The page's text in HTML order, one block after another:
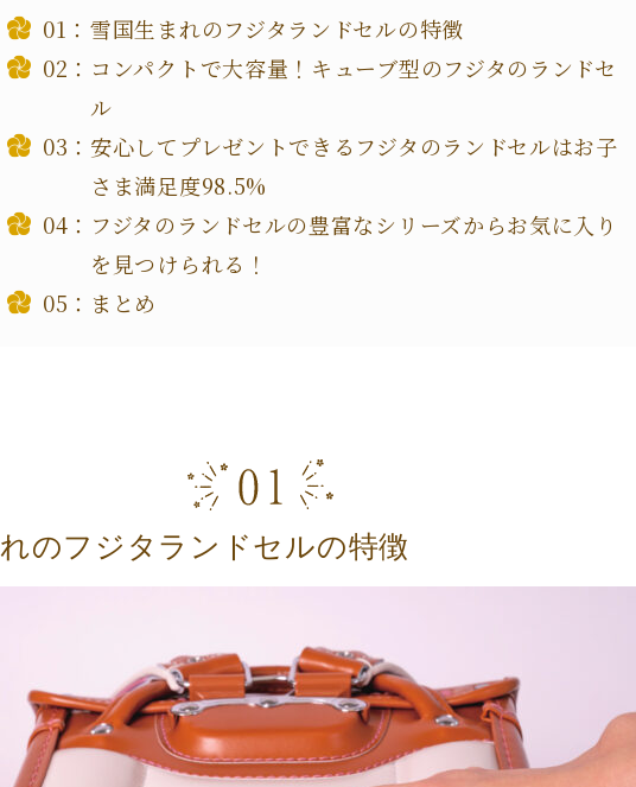
雪国生まれのフジタランドセルの特徴
コンパクトで大容量！キューブ型のフジタのランドセ
ル
安心してプレゼントできるフジタのランドセルはお子
さま満足度98.5%
フジタのランドセルの豊富なシリーズからお気に入り
を見つけられる！
まとめ
のフジタランドセルの特徴